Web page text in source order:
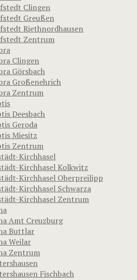
Clingen
Greußen
Riethnordhausen
Zentrum
Clingen
Görsbach
Großenehrich
Zentrum
Deesbach
Geroda
Miesitz
Zentrum
Kirchhasel
Kirchhasel Kolkwitz
Kirchhasel Oberpreilipp
Kirchhasel Schwarza
Kirchhasel Zentrum
Amt Creuzburg
Buttlar
Weilar
Zentrum
Fischbach